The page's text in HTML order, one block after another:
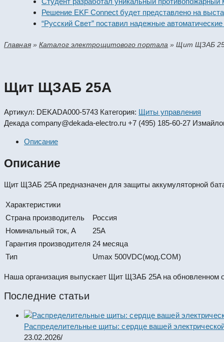
Решение EKF Connect будет представлено на
“Русский Свет” поставил надежные автоматические
Главная»Каталог электрощитового портала »Щит ЩЗАБ
Щит ЩЗАБ 25A
Артикул: DEKADA000-5743 Категория: Щиты управления
Декада company@dekada-electro.ru +7 (495) 185-60-27
Описание
Описание
Щит ЩЗАБ 25A предназначен для защиты аккумуляторной
Характеристики
Страна производитель
Россия
Номинальный ток, А
25A
Гарантия производителя 24 месяца
Тип
Umax 500VDC(мод.COM)
Наша организация выпускает Щит ЩЗАБ 25A на обновленном
Последние статьи
Распределительные щиты: сердце вашей
23.02.2026/